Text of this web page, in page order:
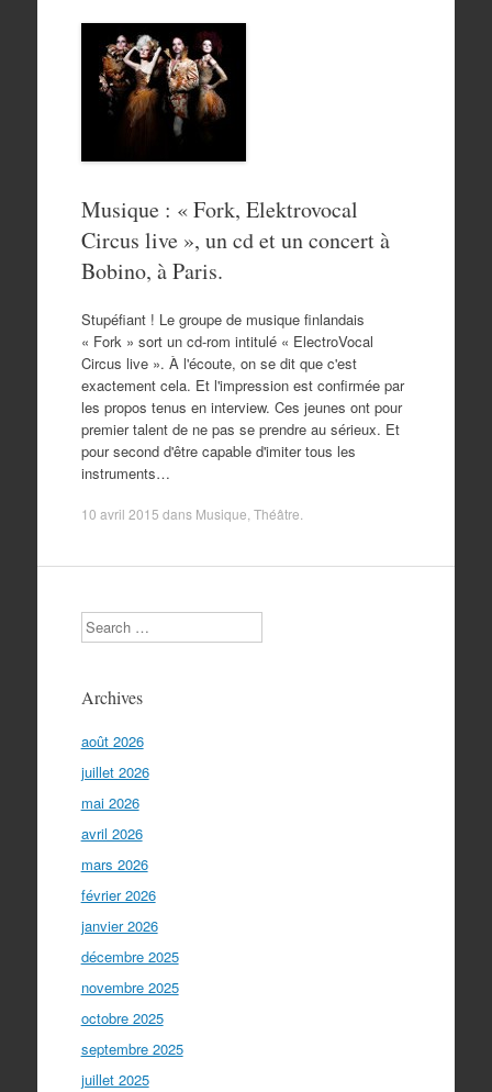
Musique : « Fork, Elektrovocal
Circus live », un cd et un concert à
Bobino, à Paris.
Stupéfiant ! Le groupe de musique finlandais
« Fork » sort un cd-rom intitulé « ElectroVocal
Circus live ». À l'écoute, on se dit que c'est
exactement cela. Et l'impression est confirmée par
les propos tenus en interview. Ces jeunes ont pour
premier talent de ne pas se prendre au sérieux. Et
pour second d'être capable d'imiter tous les
instruments…
10 avril 2015 dans Musique Théâtre
Search
Archives
août 2026
juillet 2026
mai 2026
avril 2026
mars 2026
février 2026
janvier 2026
décembre 2025
novembre 2025
octobre 2025
septembre 2025
juillet 2025